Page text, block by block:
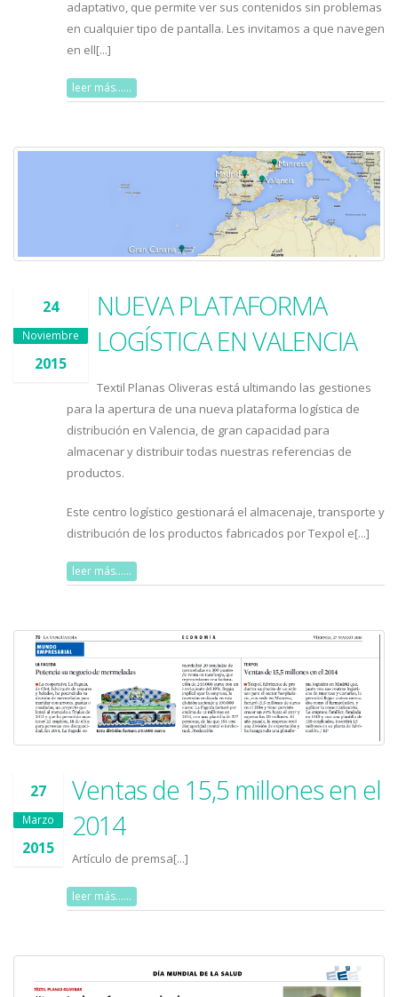
adaptativo, que permite ver sus contenidos sin problemas
en cualquier tipo de pantalla. Les invitamos a que navegen
en ell[...]
leer más......
24
Noviembre
2015
NUEVA PLATAFORMA
LOGÍSTICA EN VALENCIA
Textil Planas Oliveras está ultimando las gestiones
para la apertura de una nueva plataforma logística de
distribución en Valencia, de gran capacidad para
almacenar y distribuir todas nuestras referencias de
productos.
Este centro logístico gestionará el almacenaje, transporte y
distribución de los productos fabricados por Texpol e[...]
leer más......
27
Marzo
2015
Ventas de 15,5 millones en el
2014
Artículo de premsa[...]
leer más......